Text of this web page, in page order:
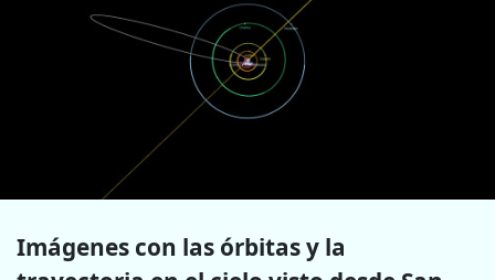
Imágenes con las órbitas y la